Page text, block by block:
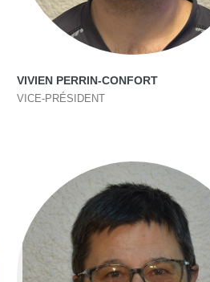
VIVIEN PERRIN-CONFORT
VICE-PRÉSIDENT